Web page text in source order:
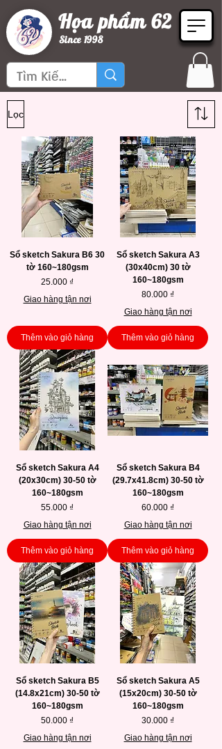
Since 1998
Họa phẩm 62
Lọc
Sổ sketch Sakura B6 30
tờ 160~180gsm
Giá
25.000 ₫
Giao hàng tận nơi
Thêm vào giỏ hàng
Sổ sketch Sakura A3
(30x40cm) 30 tờ
160~180gsm
Giá
80.000 ₫
Giao hàng tận nơi
Thêm vào giỏ hàng
Sổ sketch Sakura A4
(20x30cm) 30-50 tờ
160~180gsm
Giá
55.000 ₫
Giao hàng tận nơi
Thêm vào giỏ hàng
Sổ sketch Sakura B4
(29.7x41.8cm) 30-50 tờ
160~180gsm
Giá
60.000 ₫
Giao hàng tận nơi
Thêm vào giỏ hàng
Sổ sketch Sakura B5
(14.8x21cm) 30-50 tờ
160~180gsm
Giá
50.000 ₫
Giao hàng tận nơi
Sổ sketch Sakura A5
(15x20cm) 30-50 tờ
160~180gsm
Giá
30.000 ₫
Giao hàng tận nơi